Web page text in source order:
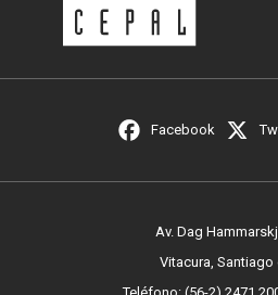
Facebook
Av. Dag
Vitacura, Santiago
Teléfono: (56-2) 2471